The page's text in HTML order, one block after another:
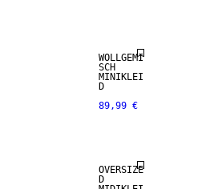
WOLLGEMI
SCH
MINIKLEI
D
89,99 €
OVERSIZE
D